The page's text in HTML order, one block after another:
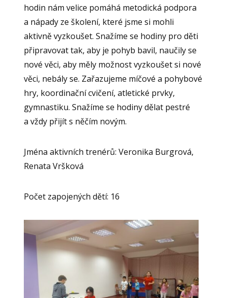
hodin nám velice pomáhá metodická podpora
a nápady ze školení, které jsme si mohli
aktivně vyzkoušet. Snažíme se hodiny pro děti
připravovat tak, aby je pohyb bavil, naučily se
nové věci, aby měly možnost vyzkoušet si nové
věci, nebály se. Zařazujeme míčové a pohybové
hry, koordinační cvičení, atletické prvky,
gymnastiku. Snažíme se hodiny dělat pestré
a vždy přijít s něčím novým.
Jména aktivních trenérů: Veronika Burgrová,
Renata Vršková
Počet zapojených dětí: 16